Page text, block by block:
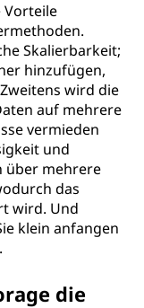
Vorteile
Skalierbarkeit;
hinzufügen,
wird die
auf mehrere
vermieden
und
über mehrere
das
wird. Und
klein anfangen
die